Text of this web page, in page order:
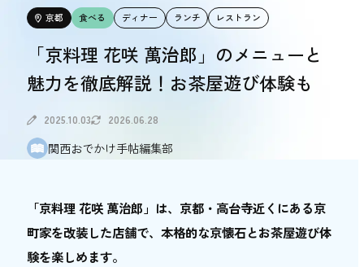
エリアで探す
エリアで探す
食べる
食べる
体験する
おトク情報
おトク情報
京都 食べる ディナー ランチ レストラン
「京料理 花咲 萬治郎」のメニューと
魅力を徹底解説！お茶屋遊び体験も
2025.10.03 2026.06.28
関西おでかけ手帖編集部
「京料理 花咲 萬治郎」は、京都・高台寺近くにある京
町家を改装した店舗で、本格的な京懐石とお茶屋遊び体
験を楽しめます。